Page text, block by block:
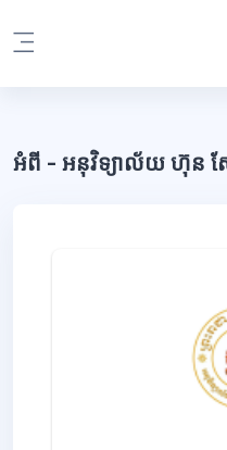
អំពី - អនុវិទ្យាល័យ ហ៊ុន